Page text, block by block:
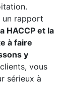
un rapport
HACCP et la
à faire
y
vous
sérieux à